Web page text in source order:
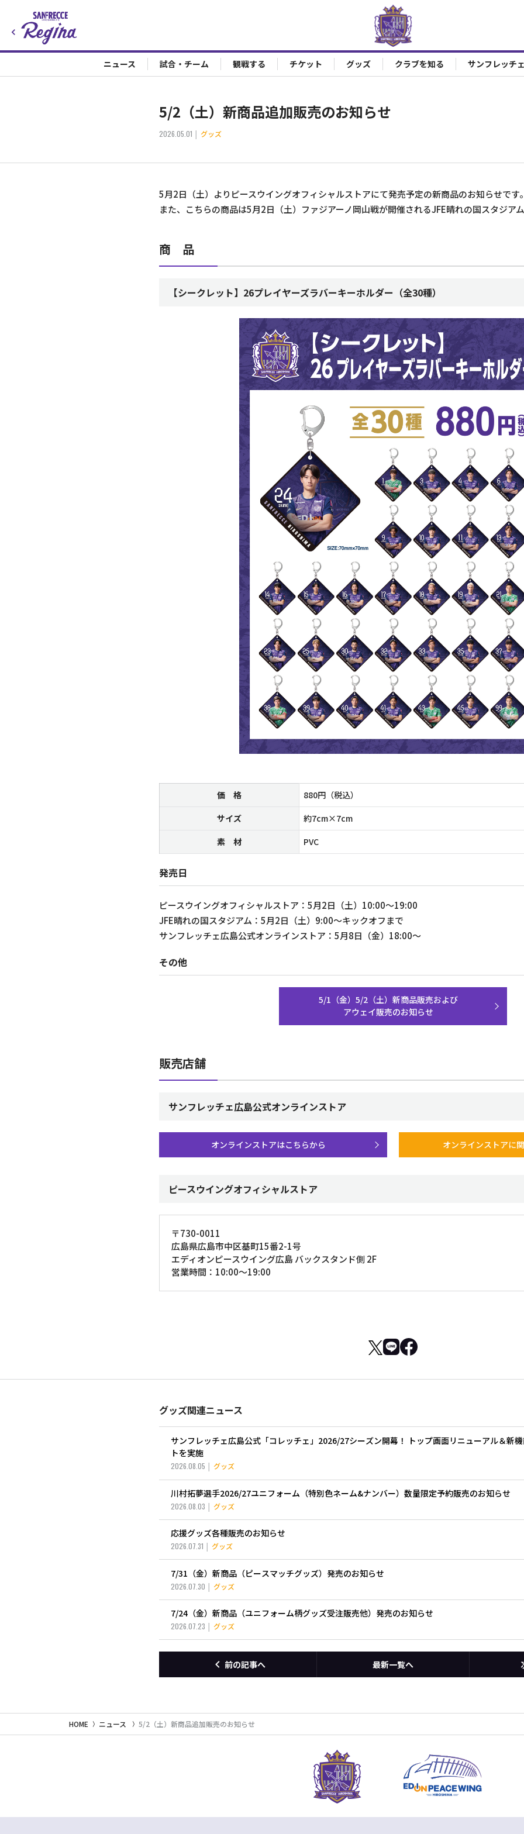
ニュース 試合・チーム 観戦する チケット グッズ クラブを知る サンフレッチ
5/2（土）新商品追加販売のお知らせ
2026.05.01 グッズ
5月2日（土）よりピースウイングオフィシャルストアにて発売予定の新商品のお知らせです。
また、こちらの商品は5月2日（土）ファジアーノ岡山戦が開催されるJFE晴れの国スタジア
商 品
【シークレット】26プレイヤーズラバーキーホルダー（全30種）
価 格
880円（税込）
サイズ
約7cm×7cm
素 材
PVC
発売日
ピースウイングオフィシャルストア：5月2日（土）10:00～19:00
JFE晴れの国スタジアム：5月2日（土）9:00～キックオフまで
サンフレッチェ広島公式オンラインストア：5月8日（金）18:00～
その他
5/1（金）5/2（土）新商品販売および
アウェイ販売のお知らせ
販売店舗
サンフレッチェ広島公式オンラインストア
オンラインストアはこちらから オンラインストアに
ピースウイングオフィシャルストア
〒730-0011
広島県広島市中区基町15番2-1号
エディオンピースウイング広島 バックスタンド側 2F
営業時間：10:00～19:00
グッズ関連ニュース
サンフレッチェ広島公式「コレッチェ」2026/27シーズン開幕！ トップ画面リニューアル＆新
トを実施
2026.08.05 グッズ
川村拓夢選手2026/27ユニフォーム（特別色ネーム&ナンバー）数量限定予約販売のお知らせ
2026.08.03 グッズ
応援グッズ各種販売のお知らせ
2026.07.31 グッズ
7/31（金）新商品（ピースマッチグッズ）発売のお知らせ
2026.07.30 グッズ
7/24（金）新商品（ユニフォーム柄グッズ受注販売他）発売のお知らせ
2026.07.23 グッズ
前の記事へ 最新一覧へ
HOME ニュース 5/2（土）新商品追加販売のお知らせ